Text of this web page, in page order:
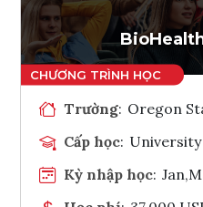
Trường: Oregon
Cấp học: University
Kỳ nhập học: